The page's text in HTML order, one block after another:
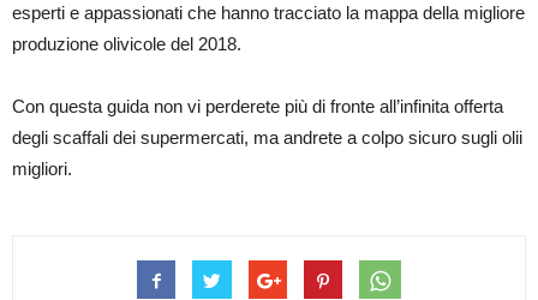
esperti e appassionati che hanno tracciato la mappa della migliore
produzione olivicole del 2018.
Con questa guida non vi perderete più di fronte all’infinita offerta
degli scaffali dei supermercati, ma andrete a colpo sicuro sugli olii
migliori.